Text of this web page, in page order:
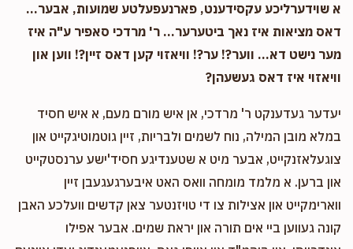
Gedalya LauferYidel Ebir Zafir
11 months ago $100.00
לכבוד ידידי היקר
Abe Lunger
11 months ago $52.00
א שוידערליכע עקסידענט, פארנעפעלטע שמועות, אבער...
דאס מציאות איז נאך ביטערער... ר' מרדכי סאפיר ע"ה איז
מער נישט דא... ווער?! ער?! וויאזוי קען דאס זיין?! ווען און
וויאזוי איז דאס געשעהן?
יעדער געדענקט ר' מרדכי, אן איש מורם מעם, א איש חסיד
במלא מובן המילה, נוח לשמים ולבריות, זיין גוטמוטיגקייט און
צוגעלאזנקייט, אבער מיט א שטענדיגע חסיד'ישע ערנסטקייט
און ברען. א מלמד מומחה וואס האט איבערגעגעבן זיין
ווארימקייט און אצילות צו די טויזנטער צאן קדשים וועלכע האבן
קונה געווען ביי אים תורה און יראת שמים. אבער אפילו